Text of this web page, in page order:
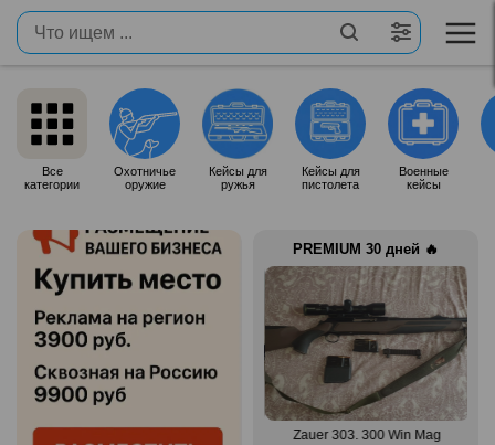
Все
категории
Охотничье
оружие
Кейсы для
ружья
Кейсы для
пистолета
Военные
кейсы
PREMIUM 30 дней 🔥
Mag Benelli Montefeltro 12/76 Zauer 303. 300 Win Mag